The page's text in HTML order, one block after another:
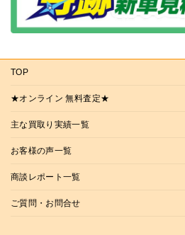
TOP
★オンライン 無料査定★
主な買取り実績一覧
お客様の声一覧
商談レポート一覧
ご質問・お問合せ